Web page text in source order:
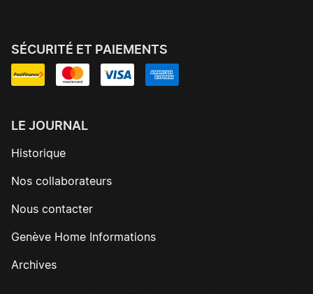
SÉCURITÉ ET PAIEMENTS
LE JOURNAL
Historique
Nos collaborateurs
Nous contacter
Genève Home Informations
Archives